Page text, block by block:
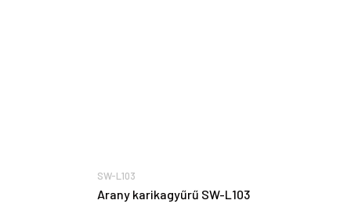
SW-L103
Arany karikagyűrű SW-L103